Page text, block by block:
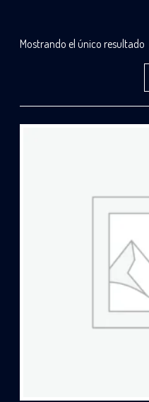
Mostrando el único resultado